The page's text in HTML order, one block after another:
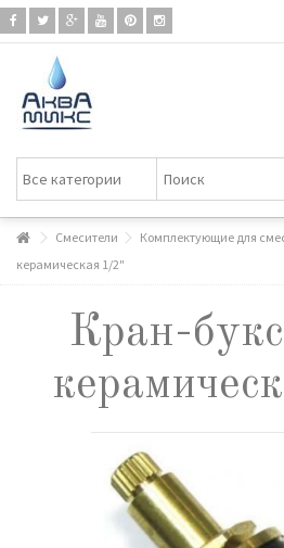
Смесители Комплектующие для
керамическая 1/2"
Кран-